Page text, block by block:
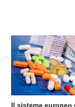
Il sistema europeo